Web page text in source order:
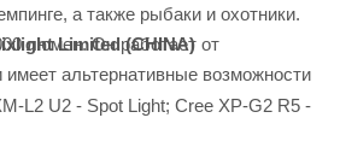
а также рыбаки и охотники.
люмен. Он работает от
имеет альтернативные возможности
Limited (CHINA)
L2 U2 - Spot Light; Cree XP-G2 R5 -